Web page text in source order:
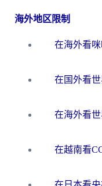
海外地区限制